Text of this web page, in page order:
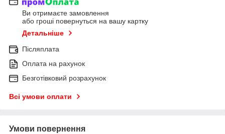
Ви отримаєте замовлення
або гроші повернуться на вашу картку
Детальніше
Післяплата
Оплата на рахунок
Безготівковий розрахунок
Всі умови оплати
Умови повернення